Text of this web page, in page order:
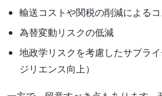
輸送コストや関税の削減による
為替変動リスクの低減
地政学リスクを考慮したサプラ
ジリエンス向上）